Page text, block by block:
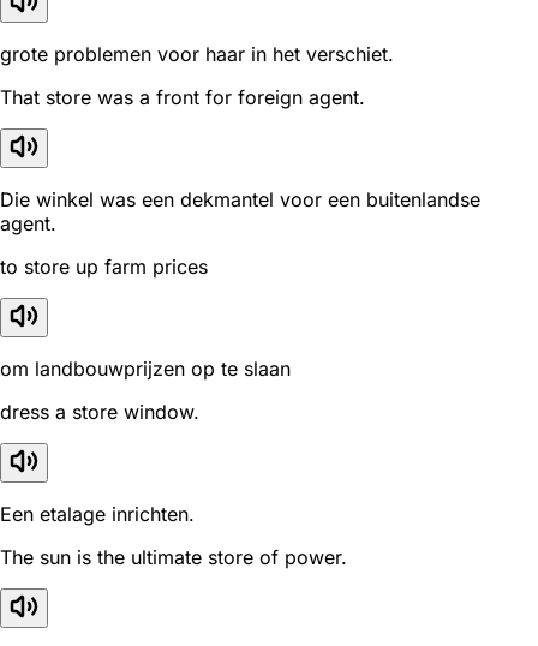
grote problemen voor haar in het verschiet.
That store was a front for foreign agent.
Die winkel was een dekmantel voor een buitenlandse
agent.
to store up farm prices
om landbouwprijzen op te slaan
dress a store window.
Een etalage inrichten.
The sun is the ultimate store of power.